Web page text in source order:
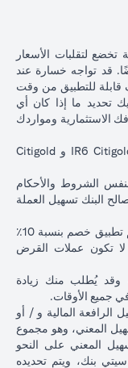
على أساس سعر
+ الفائدة بعد شهر واحد
الأمريكي إلى قرض
أمريكي / ين ياباني، بناءً على سعر
سعر الين
مقابل
عند 105 ين ياباني
الين الياباني
الدولار
بنسبة
107.1 ين
دولار أمريكي
تخضع لتقلبات الأسعار
قد تواجه خسارة عند
قابلة للتطبيق من وقت
تحديد ما إذا كان أي
الاستثمارية ومواردك
يتوفر تبديل عملة القرض لعملاء IR4 وIR5 وIR6 Citigold و Citigold
الشروط والأحكام
البنك تسهيل العملة
يرجى ملاحظة أنه بالنسبة للإقراض بعملة x، يتم تطبيق خصم بنسبة 10٪
لا تكون عملات القرض
يُطلب منك زيادة
جميع الأوقات.
المالية و / أو
المعني، وهو مجموع
المعني على النحو
بنك، ويتم تحديده